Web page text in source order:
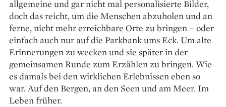
allgemeine und gar nicht mal personalisierte Bilder,
doch das reicht, um die Menschen abzuholen und an
ferne, nicht mehr erreichbare Orte zu bringen – oder
einfach auch nur auf die Parkbank ums Eck. Um alte
Erinnerungen zu wecken und sie später in der
gemeinsamen Runde zum Erzählen zu bringen. Wie
es damals bei den wirklichen Erlebnissen eben so
war. Auf den Bergen, an den Seen und am Meer. Im
Leben früher.